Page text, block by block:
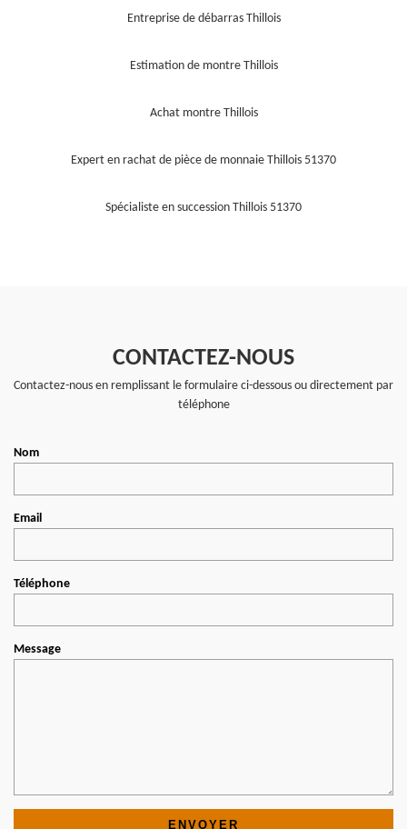
Entreprise de débarras Thillois
Estimation de montre Thillois
Achat montre Thillois
Expert en rachat de pièce de monnaie Thillois 51370
Spécialiste en succession Thillois 51370
CONTACTEZ-NOUS
Contactez-nous en remplissant le formulaire ci-dessous ou directement par
téléphone
Nom
Email
Téléphone
Message